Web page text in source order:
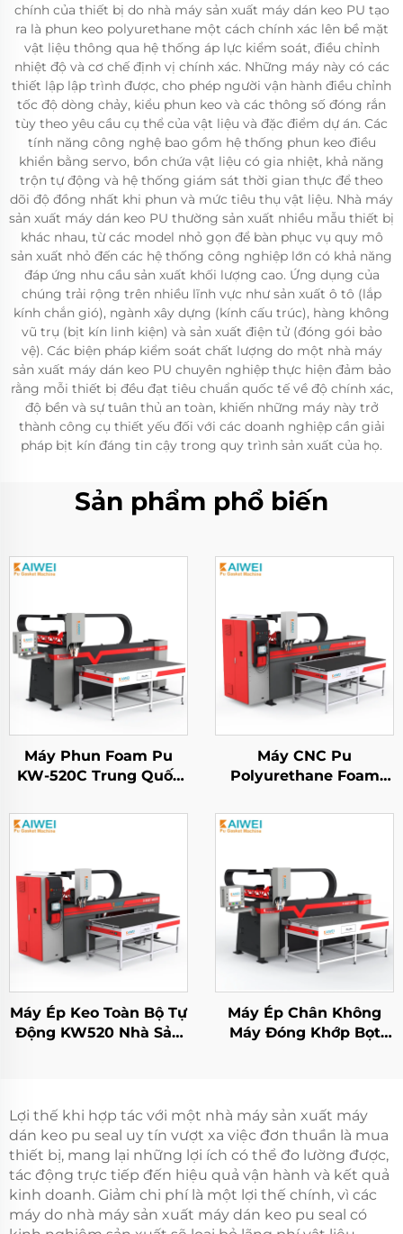
chính của thiết bị do nhà máy sản xuất máy dán keo PU tạo
ra là phun keo polyurethane một cách chính xác lên bề mặt
vật liệu thông qua hệ thống áp lực kiểm soát, điều chỉnh
nhiệt độ và cơ chế định vị chính xác. Những máy này có các
thiết lập lập trình được, cho phép người vận hành điều chỉnh
tốc độ dòng chảy, kiểu phun keo và các thông số đóng rắn
tùy theo yêu cầu cụ thể của vật liệu và đặc điểm dự án. Các
tính năng công nghệ bao gồm hệ thống phun keo điều
khiển bằng servo, bồn chứa vật liệu có gia nhiệt, khả năng
trộn tự động và hệ thống giám sát thời gian thực để theo
dõi độ đồng nhất khi phun và mức tiêu thụ vật liệu. Nhà máy
sản xuất máy dán keo PU thường sản xuất nhiều mẫu thiết bị
khác nhau, từ các model nhỏ gọn để bàn phục vụ quy mô
sản xuất nhỏ đến các hệ thống công nghiệp lớn có khả năng
đáp ứng nhu cầu sản xuất khối lượng cao. Ứng dụng của
chúng trải rộng trên nhiều lĩnh vực như sản xuất ô tô (lắp
kính chắn gió), ngành xây dựng (kính cấu trúc), hàng không
vũ trụ (bịt kín linh kiện) và sản xuất điện tử (đóng gói bảo
vệ). Các biện pháp kiểm soát chất lượng do một nhà máy
sản xuất máy dán keo PU chuyên nghiệp thực hiện đảm bảo
rằng mỗi thiết bị đều đạt tiêu chuẩn quốc tế về độ chính xác,
độ bền và sự tuân thủ an toàn, khiến những máy này trở
thành công cụ thiết yếu đối với các doanh nghiệp cần giải
pháp bịt kín đáng tin cậy trong quy trình sản xuất của họ.
Sản phẩm phổ biến
Máy Phun Foam Pu
KW-520C Trung Quốc
Polyurethane Máy
Phun Áp Lực Cao
Máy CNC Pu
Polyurethane Foam
Phun Niêm phong cho
Máy Ép Keo Toàn Bộ Tự
Động KW520 Nhà Sản
Gasket
Máy Ép Chân Không
Máy Đóng Khớp Bọt
Lợi thế khi hợp tác với một nhà máy sản xuất máy
dán keo pu seal uy tín vượt xa việc đơn thuần là mua
thiết bị, mang lại những lợi ích có thể đo lường được,
tác động trực tiếp đến hiệu quả vận hành và kết quả
kinh doanh. Giảm chi phí là một lợi thế chính, vì các
máy do nhà máy sản xuất máy dán keo pu seal có